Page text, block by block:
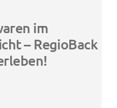
im
– RegioBack